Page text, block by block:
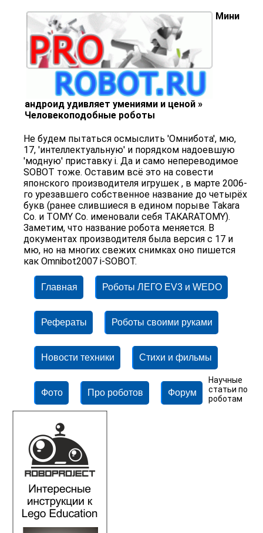
Мини
андроид удивляет умениями и ценой »
Человекоподобные роботы
Не будем пытаться осмыслить 'Омнибота', мю,
17, 'интеллектуальную' и порядком надоевшую
'модную' приставку i. Да и само непереводимое
SOBOT тоже. Оставим всё это на совести
японского производителя игрушек , в марте 2006-
го урезавшего собственное название до четырёх
букв (ранее слившиеся в едином порыве Takara
Co. и TOMY Co. именовали себя TAKARATOMY).
Заметим, что название робота меняется. В
документах производителя была версия с 17 и
мю, но на многих свежих снимках оно пишется
как Omnibot2007 i-SOBOT.
Главная Роботы ЛЕГО EV3 и WEDO
Рефераты Роботы своими руками
Новости техники Стихи и фильмы
Фото Про роботов Форум
Научные
статьи по
роботам